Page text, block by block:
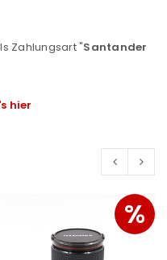
Zahlungsart "Santander
hier
%